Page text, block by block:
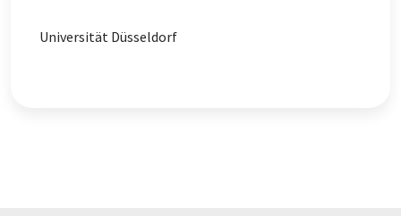
Universität Düsseldorf